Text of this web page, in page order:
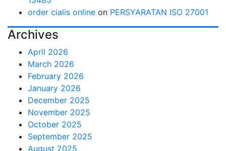
order cialis online on PERSYARATAN ISO 27001
Archives
April 2026
March 2026
February 2026
January 2026
December 2025
November 2025
October 2025
September 2025
August 2025